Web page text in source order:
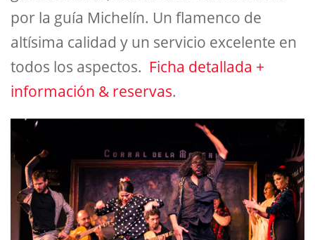
por la guía Michelín. Un flamenco de
altísima calidad y un servicio excelente en
todos los aspectos. Ficha detallada +
información & reservas.